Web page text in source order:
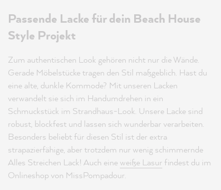
Passende Lacke für dein Beach House
Style Projekt
Zum authentischen Look gehören nicht nur die Wände.
Gerade Möbelstücke tragen den Stil maßgeblich. Hast du
eine alte, dunkle Kommode? Mit unseren Lacken
verwandelt sie sich im Handumdrehen in ein
Schmuckstück im Strandhaus-Look. Unsere Lacke sind
robust, blockfest und lassen sich wunderbar verarbeiten.
Besonders beliebt für diesen Stil ist der extra
strapazierfähige, aber trotzdem nur wenig schimmernde
Alles Streichen Lack! Auch eine weiße Lasur findest du im
Onlineshop von MissPompadour.